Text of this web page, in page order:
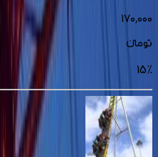
۱۷۰٬۰۰۰
تومانءء
15%